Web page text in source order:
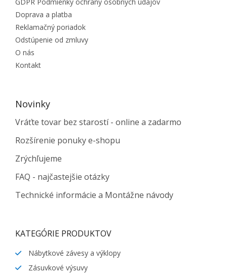
Doprava a platba
Reklamačný poriadok
Odstúpenie od zmluvy
O nás
Kontakt
Novinky
Vráťte tovar bez starostí - online a zadarmo
Rozšírenie ponuky e-shopu
Zrýchľujeme
FAQ - najčastejšie otázky
Technické informácie a Montážne návody
KATEGÓRIE PRODUKTOV
Nábytkové závesy a výklopy
Zásuvkové výsuvy